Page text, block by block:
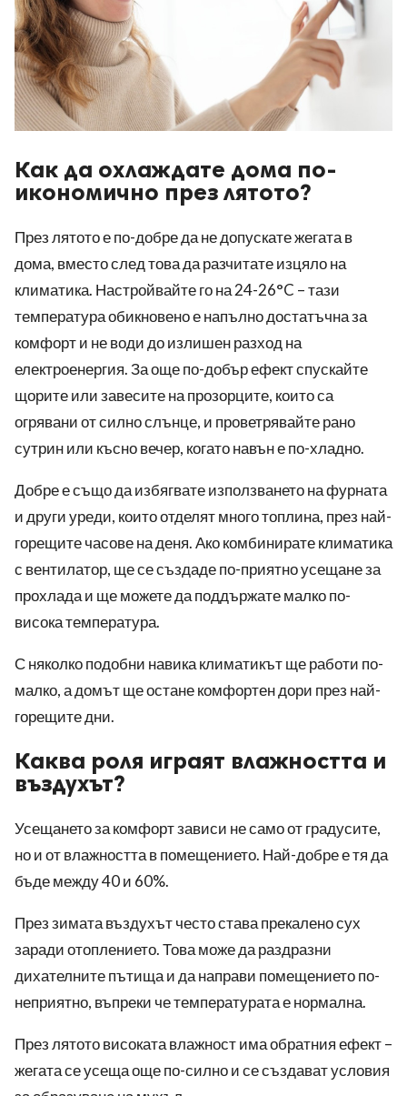
Как да охлаждате дома по-
икономично през лятото?
През лятото е по-добре да не допускате жегата в
дома, вместо след това да разчитате изцяло на
климатика. Настройвайте го на 24-26°C – тази
температура обикновено е напълно достатъчна за
комфорт и не води до излишен разход на
електроенергия. За още по-добър ефект спускайте
щорите или завесите на прозорците, които са
огрявани от силно слънце, и проветрявайте рано
сутрин или късно вечер, когато навън е по-хладно.
Добре е също да избягвате използването на фурната
и други уреди, които отделят много топлина, през най-
горещите часове на деня. Ако комбинирате климатика
с вентилатор, ще се създаде по-приятно усещане за
прохлада и ще можете да поддържате малко по-
висока температура.
С няколко подобни навика климатикът ще работи по-
малко, а домът ще остане комфортен дори през най-
горещите дни.
Каква роля играят влажността и
въздухът?
Усещането за комфорт зависи не само от градусите,
но и от влажността в помещението. Най-добре е тя да
бъде между 40 и 60%.
През зимата въздухът често става прекалено сух
заради отоплението. Това може да раздразни
дихателните пътища и да направи помещението по-
неприятно, въпреки че температурата е нормална.
През лятото високата влажност има обратния ефект –
жегата се усеща още по-силно и се създават условия